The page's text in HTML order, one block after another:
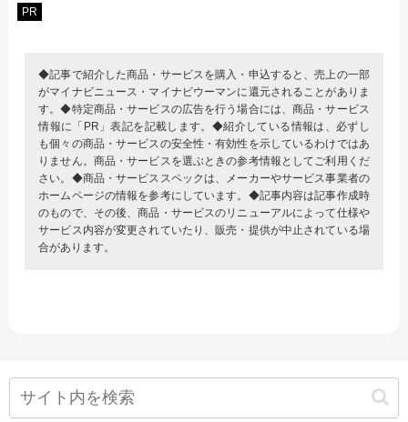
PR
◆記事で紹介した商品・サービスを購入・申込すると、売上の一部
がマイナビニュース・マイナビウーマンに還元されることがありま
す。◆特定商品・サービスの広告を行う場合には、商品・サービス
情報に「PR」表記を記載します。◆紹介している情報は、必ずし
も個々の商品・サービスの安全性・有効性を示しているわけではあ
りません。商品・サービスを選ぶときの参考情報としてご利用くだ
さい。◆商品・サービススペックは、メーカーやサービス事業者の
ホームページの情報を参考にしています。◆記事内容は記事作成時
のもので、その後、商品・サービスのリニューアルによって仕様や
サービス内容が変更されていたり、販売・提供が中止されている場
合があります。